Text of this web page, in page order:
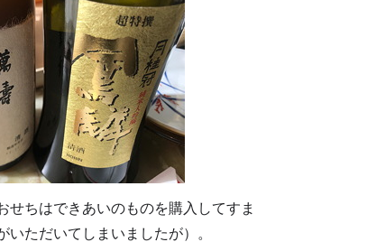
ちはできあいのものを購入してすま
ただいてしまいましたが）。